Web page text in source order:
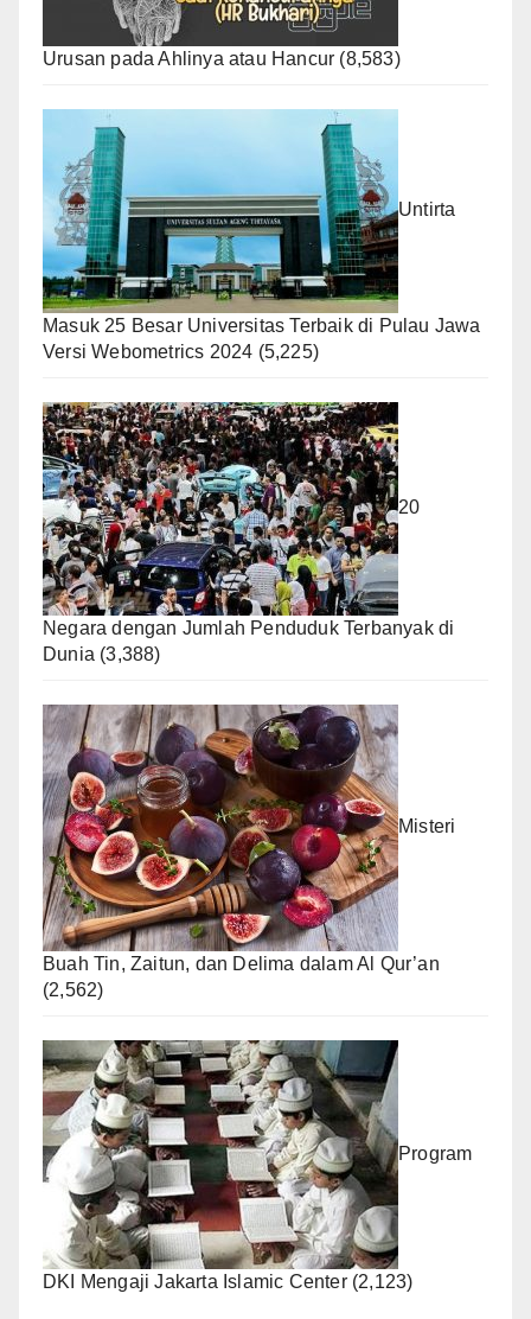
Urusan pada Ahlinya atau Hancur (8,583)
Untirta
Masuk 25 Besar Universitas Terbaik di Pulau Jawa
Versi Webometrics 2024 (5,225)
20
Negara dengan Jumlah Penduduk Terbanyak di
Dunia (3,388)
Misteri
Buah Tin, Zaitun, dan Delima dalam Al Qur’an
(2,562)
Program
DKI Mengaji Jakarta Islamic Center (2,123)